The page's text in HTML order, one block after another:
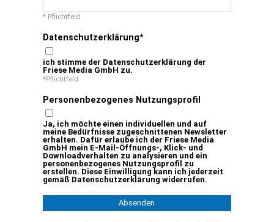
AKTUELLE ANGEBOTE
* Pflichtfeld
Datenschutzerklärung
ich stimme der Datenschutzerklärung der
Friese Media GmbH zu.
*Pflichtfeld
Personenbezogenes Nutzungsprofil
Ja, ich möchte einen individuellen und auf
meine Bedürfnisse zugeschnittenen Newsletter
erhalten. Dafür erlaube ich der Friese Media
GmbH mein E-Mail-Öffnungs-, Klick- und
Downloadverhalten zu analysieren und ein
personenbezogenes Nutzungsprofil zu
erstellen. Diese Einwilligung kann ich jederzeit
gemäß Datenschutzerklärung widerrufen.
Absenden